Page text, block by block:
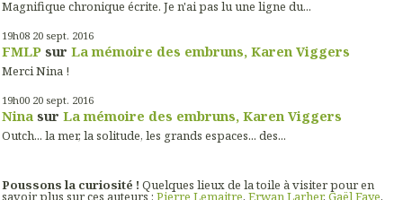
Magnifique chronique écrite. Je n'ai pas lu une ligne du...
19h08 20 sept. 2016
FMLP sur La mémoire des embruns, Karen Viggers
Merci Nina !
19h00 20 sept. 2016
Nina sur La mémoire des embruns, Karen Viggers
Outch... la mer, la solitude, les grands espaces... des...
Poussons la curiosité ! Quelques lieux de la toile à visiter pour en
savoir plus sur ces auteurs : Pierre Lemaitre, Erwan Larher, Gaël Faye,